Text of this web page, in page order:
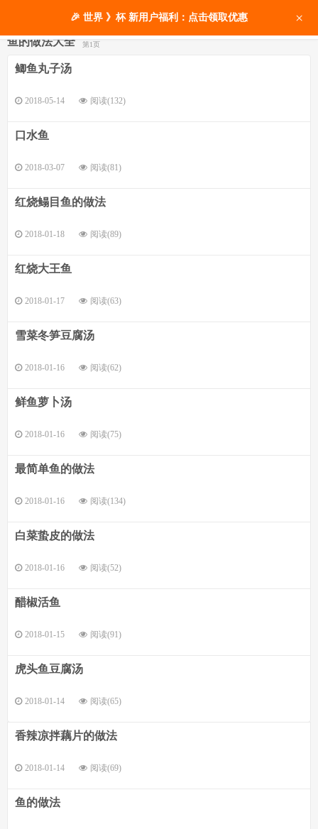
鱼的做法大全 第1页
鲫鱼丸子汤
2018-05-14 阅读(132)
口水鱼
2018-03-07 阅读(81)
红烧鳎目鱼的做法
2018-01-18 阅读(89)
红烧大王鱼
2018-01-17 阅读(63)
雪菜冬笋豆腐汤
2018-01-16 阅读(62)
鲜鱼萝卜汤
2018-01-16 阅读(75)
最简单鱼的做法
2018-01-16 阅读(134)
白菜蛰皮的做法
2018-01-16 阅读(52)
醋椒活鱼
2018-01-15 阅读(91)
虎头鱼豆腐汤
2018-01-14 阅读(65)
香辣凉拌藕片的做法
2018-01-14 阅读(69)
鱼的做法
🎉 世界 》杯 新用户福利：点击领取优惠 ×